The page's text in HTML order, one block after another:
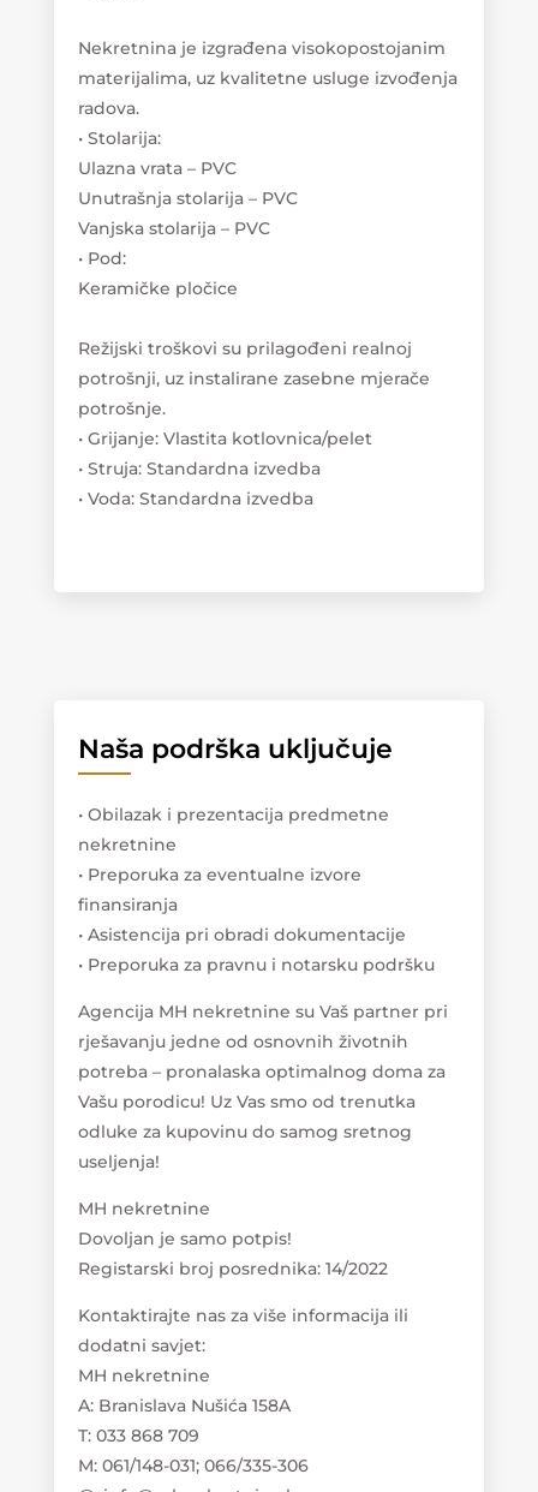
Nekretnina je izgrađena visokopostojanim
materijalima, uz kvalitetne usluge izvođenja
radova.
• Stolarija:
Ulazna vrata – PVC
Unutrašnja stolarija – PVC
Vanjska stolarija – PVC
• Pod:
Keramičke pločice
Režijski troškovi su prilagođeni realnoj
potrošnji, uz instalirane zasebne mjerače
potrošnje.
• Grijanje: Vlastita kotlovnica/pelet
• Struja: Standardna izvedba
• Voda: Standardna izvedba
Naša podrška uključuje
• Obilazak i prezentacija predmetne
nekretnine
• Preporuka za eventualne izvore
finansiranja
• Asistencija pri obradi dokumentacije
• Preporuka za pravnu i notarsku podršku
Agencija MH nekretnine su Vaš partner pri
rješavanju jedne od osnovnih životnih
potreba – pronalaska optimalnog doma za
Vašu porodicu! Uz Vas smo od trenutka
odluke za kupovinu do samog sretnog
useljenja!
MH nekretnine
Dovoljan je samo potpis!
Registarski broj posrednika: 14/2022
Kontaktirajte nas za više informacija ili
dodatni savjet:
MH nekretnine
A: Branislava Nušića 158A
T: 033 868 709
M: 061/148-031; 066/335-306